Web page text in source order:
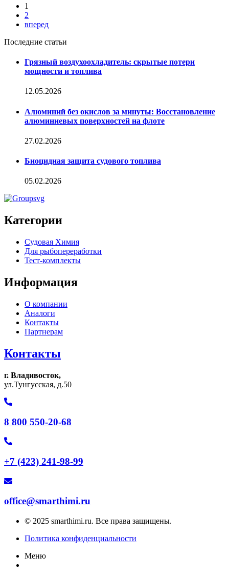
Пагинация
записей
1
2
вперед
Последние статьи
Грязный воздухоохладитель: скрытые потери
мощности и топлива
12.05.2026
Алюминий без окислов за минуты: Восстановление
алюминиевых поверхностей на флоте
27.02.2026
Биоцидная защита судового топлива
05.02.2026
Категории
Судовая Химия
Для рыбопереработки
Тест-комплекты
Информация
О компании
Аналоги
Контакты
Партнерам
Контакты
г. Владивосток,
ул.Тунгусская, д.50
8 800 550-20-68
+7 (423) 241-98-99
office@smarthimi.ru
© 2025 smarthimi.ru. Все права защищены.
Политика конфиденциальности
Меню